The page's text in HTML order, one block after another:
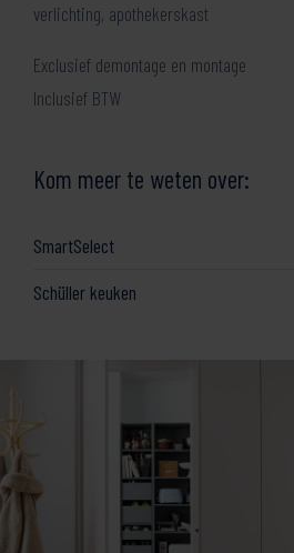
verlichting, apothekerskast
Exclusief demontage en montage
Inclusief BTW
Kom meer te weten over:
SmartSelect
Schüller keuken